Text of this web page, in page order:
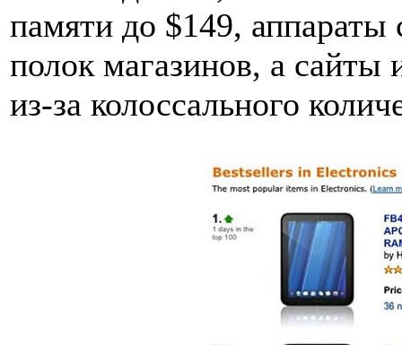
памяти до $149, аппараты
полок магазинов, а сайты
из-за колоссального